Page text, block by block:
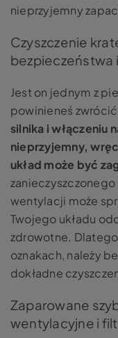
nieprzyjemny
Czyszczenie
bezpieczeństwa
Jest on jednym z
powinieneś
silnika i włączeniu
nieprzyjemny,
układ może być
wentylacji może
Twojego układu
zdrowotne.
oznakach, należy
dokładne
Zaparowane
wentylacyjne i